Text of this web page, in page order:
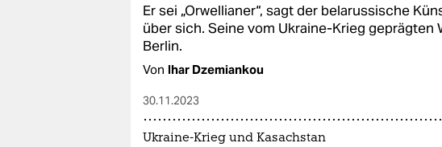
Er sei „Orwellianer“, sagt der belarussische
über sich. Seine vom Ukraine-Krieg geprägten
Berlin.
Von Ihar Dzemiankou
30.11.2023
Ukraine-Krieg und Kasachstan